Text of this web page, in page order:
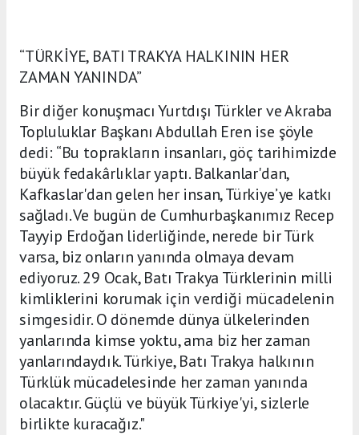
“TÜRKİYE, BATI TRAKYA HALKININ HER
ZAMAN YANINDA”
Bir diğer konuşmacı Yurtdışı Türkler ve Akraba
Topluluklar Başkanı Abdullah Eren ise şöyle
dedi: “Bu toprakların insanları, göç tarihimizde
büyük fedakârlıklar yaptı. Balkanlar'dan,
Kafkaslar'dan gelen her insan, Türkiye’ye katkı
sağladı. Ve bugün de Cumhurbaşkanımız Recep
Tayyip Erdoğan liderliğinde, nerede bir Türk
varsa, biz onların yanında olmaya devam
ediyoruz. 29 Ocak, Batı Trakya Türklerinin milli
kimliklerini korumak için verdiği mücadelenin
simgesidir. O dönemde dünya ülkelerinden
yanlarında kimse yoktu, ama biz her zaman
yanlarındaydık. Türkiye, Batı Trakya halkının
Türklük mücadelesinde her zaman yanında
olacaktır. Güçlü ve büyük Türkiye'yi, sizlerle
birlikte kuracağız."